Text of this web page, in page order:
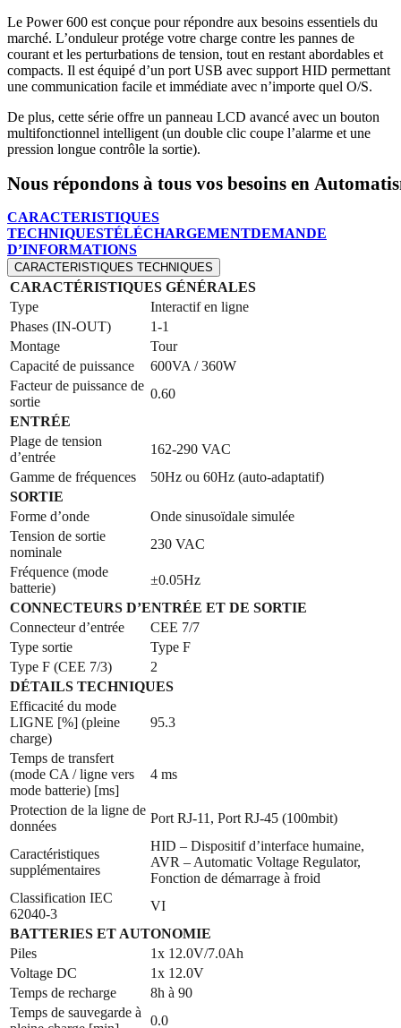
Le Power 600 est conçue pour répondre aux besoins essentiels du
marché. L’onduleur protége votre charge contre les pannes de
courant et les perturbations de tension, tout en restant abordables et
compacts. Il est équipé d’un port USB avec support HID permettant
une communication facile et immédiate avec n’importe quel O/S.
De plus, cette série offre un panneau LCD avancé avec un bouton
multifonctionnel intelligent (un double clic coupe l’alarme et une
pression longue contrôle la sortie).
Nous répondons à tous vos besoins en
CARACTERISTIQUES
TECHNIQUESTÉLÉCHARGEMENTDEMANDE
D’INFORMATIONS
CARACTERISTIQUES TECHNIQUES
CARACTÉRISTIQUES GÉNÉRALES
Type
Interactif en ligne
Phases (IN-OUT)
1-1
Montage
Tour
Capacité de puissance
600VA / 360W
Facteur de puissance de
sortie
0.60
ENTRÉE
Plage de tension
d’entrée
162-290 VAC
Gamme de fréquences
50Hz ou 60Hz (auto-adaptatif)
SORTIE
Forme d’onde
Onde sinusoïdale simulée
Tension de sortie
nominale
230 VAC
Fréquence (mode
batterie)
±0.05Hz
CONNECTEURS D’ENTRÉE ET DE SORTIE
Connecteur d’entrée
CEE 7/7
Type sortie
Type F
Type F (CEE 7/3)
2
DÉTAILS TECHNIQUES
Efficacité du mode
LIGNE [%] (pleine
charge)
95.3
Temps de transfert
(mode CA / ligne vers
mode batterie) [ms]
4 ms
Protection de la ligne de
données
Port RJ-11, Port RJ-45 (100mbit)
Caractéristiques
supplémentaires
HID – Dispositif d’interface humaine,
AVR – Automatic Voltage Regulator,
Fonction de démarrage à froid
Classification IEC
62040-3
VI
BATTERIES ET AUTONOMIE
Piles
1x 12.0V/7.0Ah
Voltage DC
1x 12.0V
Temps de recharge
8h à 90
Temps de sauvegarde à
0.0